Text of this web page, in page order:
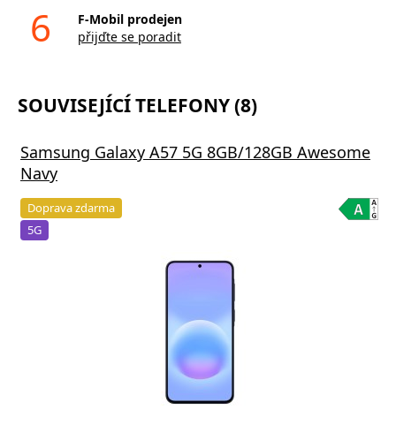
6
F-Mobil prodejen
přijďte se poradit
SOUVISEJÍCÍ TELEFONY (8)
Samsung Galaxy A57 5G 8GB/128GB Awesome
Navy
Doprava zdarma
5G